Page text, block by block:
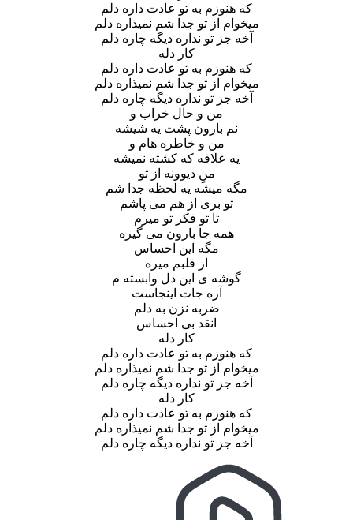
که هنوزم به تو عادت داره دلم
میخوام از تو جدا شم نمیذاره دلم
آخه جز تو نداره دیگه چاره دلم
که هنوزم به تو عادت داره دلم
میخوام از تو جدا شم نمیذاره دلم
آخه جز تو نداره دیگه چاره دلم
من و حال خراب و
نم بارون پشت یه شیشه
من و خاطره هام و
یه علاقه که کشته نمیشه
منِ دیوونه از تو
مگه میشه یه لحظه جدا شم
تو بری از هم می پاشم
تا تو فکر تو میرم
همه جا بارون می گیره
مگه این احساس
از قلبم میره
گوشه ی این دل وابسته م
آره جات اینجاست
ضربه نزن به دلم
انقد بی احساس
که هنوزم به تو عادت داره دلم
میخوام از تو جدا شم نمیذاره دلم
آخه جز تو نداره دیگه چاره دلم
که هنوزم به تو عادت داره دلم
میخوام از تو جدا شم نمیذاره دلم
آخه جز تو نداره دیگه چاره دلم